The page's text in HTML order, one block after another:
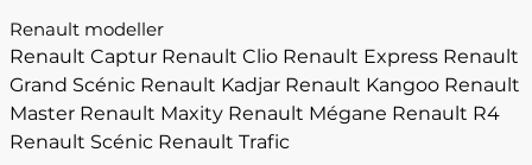
Renault modeller
Renault Captur Renault Clio Renault Express Renault
Grand Scénic Renault Kadjar Renault Kangoo Renault
Master Renault Maxity Renault Mégane Renault R4
Renault Scénic Renault Trafic